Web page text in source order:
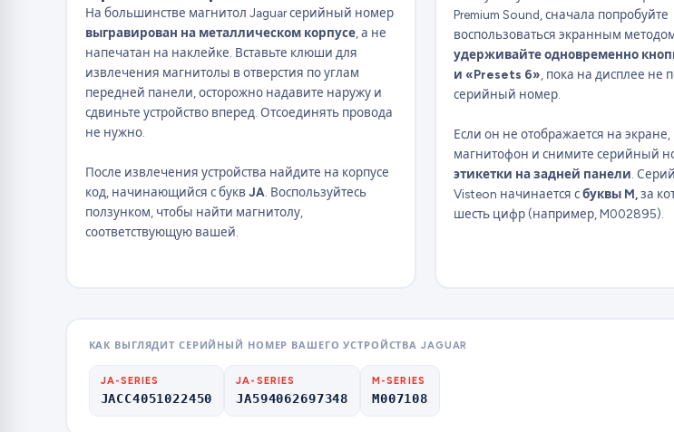
На большинстве магнитол Jaguar серийный номер
выгравирован на металлическом корпусе, а не
напечатан на наклейке. Вставьте клюши для
извлечения магнитолы в отверстия по углам
передней панели, осторожно надавите наружу и
сдвиньте устройство вперед. Отсоединять провода
не нужно.
После извлечения устройства найдите на корпусе
код, начинающийся с буквJA. Воспользуйтесь
ползунком, чтобы найти магнитолу,
соответствующую вашей.
Premium Sound, сначала попробуйте
воспользоваться экранным
удерживайте одновременно
и «Presets 6», пока на дисплее не
серийный номер.
Если он не отображается на экране,
магнитофон и снимите серийный
этикетки на задней панели.
Visteon начинается сбуквы M,за
шесть цифр (например, M002895).
КАК ВЫГЛЯДИТ СЕРИЙНЫЙ НОМЕР ВАШЕГО УСТРОЙСТВА JAGUAR
JA-SERIES
JACC4051022450
JA-SERIES
JA594062697348
M-SERIES
M007108